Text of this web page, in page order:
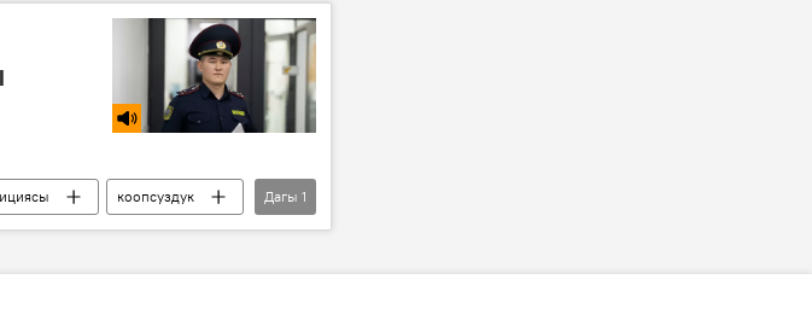
коопсуздук
Дагы 1